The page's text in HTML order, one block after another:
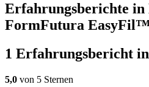
Erfahrungsberichte in
FormFutura
1 Erfahrungsbericht
5,0 von 5 Sternen